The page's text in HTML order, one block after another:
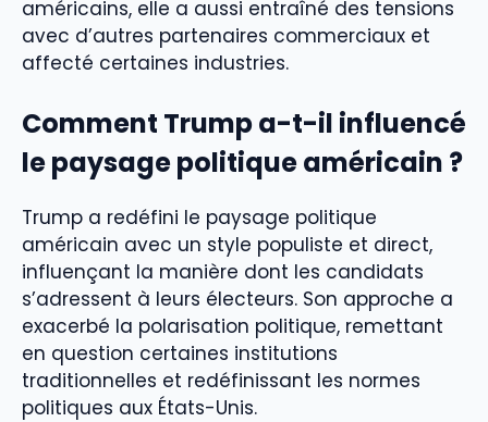
américains, elle a aussi entraîné des tensions
avec d’autres partenaires commerciaux et
affecté certaines industries.
Comment Trump a-t-il influencé
le paysage politique américain ?
Trump a redéfini le paysage politique
américain avec un style populiste et direct,
influençant la manière dont les candidats
s’adressent à leurs électeurs. Son approche a
exacerbé la polarisation politique, remettant
en question certaines institutions
traditionnelles et redéfinissant les normes
politiques aux États-Unis.